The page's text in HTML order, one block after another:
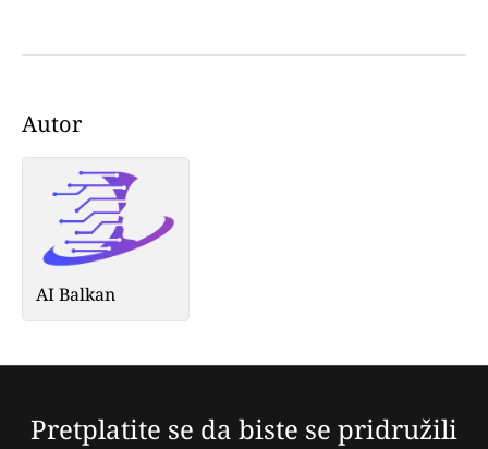
Autor
AI Balkan
Pretplatite se da biste se pridružili